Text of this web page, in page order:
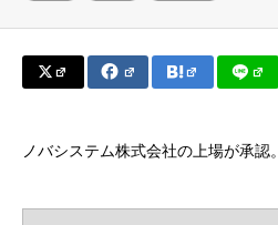
ノバシステム株式会社の上場が承認。